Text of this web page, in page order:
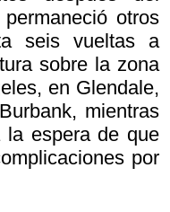
otros
seis vueltas a
sobre la zona
en Glendale,
mientras
la espera de que
por